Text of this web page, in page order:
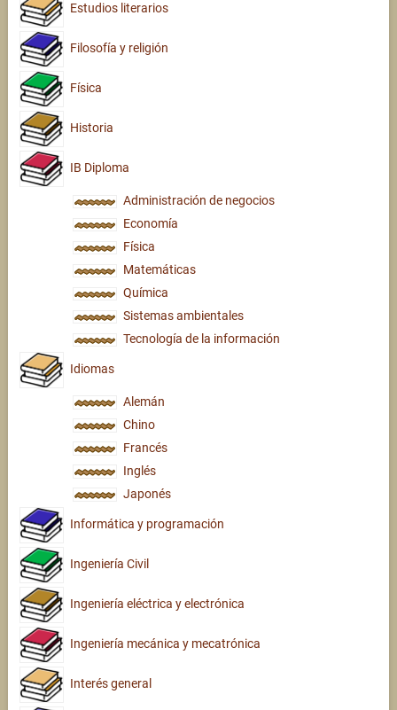
Estudios literarios
Filosofía y religión
Física
Historia
IB Diploma
Administración de negocios
Economía
Física
Matemáticas
Química
Sistemas ambientales
Tecnología de la información
Idiomas
Alemán
Chino
Francés
Inglés
Japonés
Informática y programación
Ingeniería Civil
Ingeniería eléctrica y electrónica
Ingeniería mecánica y mecatrónica
Interés general